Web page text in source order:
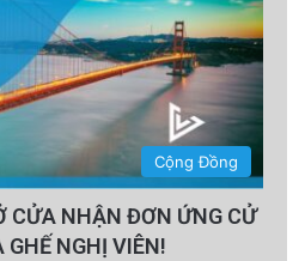
Cộng Đồng
CỬA NHẬN ĐƠN ỨNG CỬ
NGHỊ VIÊN!